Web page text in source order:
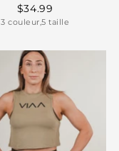
$34.99
3 couleur,5 taille